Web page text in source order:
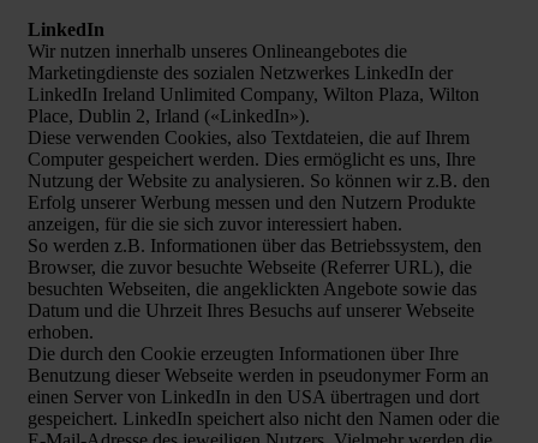
LinkedIn
Wir nutzen innerhalb unseres Onlineangebotes die
Marketingdienste des sozialen Netzwerkes LinkedIn der
LinkedIn Ireland Unlimited Company, Wilton Plaza, Wilton
Place, Dublin 2, Irland («LinkedIn»).
Diese verwenden Cookies, also Textdateien, die auf Ihrem
Computer gespeichert werden. Dies ermöglicht es uns, Ihre
Nutzung der Website zu analysieren. So können wir z.B. den
Erfolg unserer Werbung messen und den Nutzern Produkte
anzeigen, für die sie sich zuvor interessiert haben.
So werden z.B. Informationen über das Betriebssystem, den
Browser, die zuvor besuchte Webseite (Referrer URL), die
besuchten Webseiten, die angeklickten Angebote sowie das
Datum und die Uhrzeit Ihres Besuchs auf unserer Webseite
erhoben.
Die durch den Cookie erzeugten Informationen über Ihre
Benutzung dieser Webseite werden in pseudonymer Form an
einen Server von LinkedIn in den USA übertragen und dort
gespeichert. LinkedIn speichert also nicht den Namen oder die